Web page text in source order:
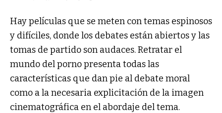
Hay películas que se meten con temas espinosos
y difíciles, donde los debates están abiertos y las
tomas de partido son audaces. Retratar el
mundo del porno presenta todas las
características que dan pie al debate moral
como a la necesaria explicitación de la imagen
cinematográfica en el abordaje del tema.